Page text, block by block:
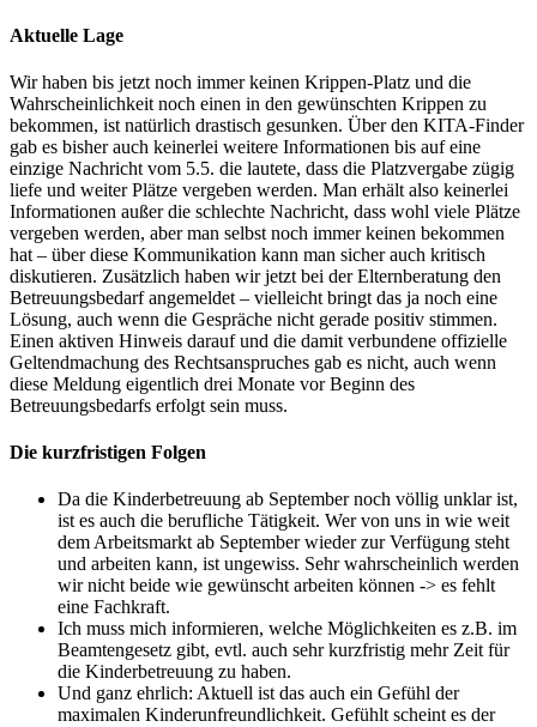
Aktuelle Lage
Wir haben bis jetzt noch immer keinen Krippen-Platz und die
Wahrscheinlichkeit noch einen in den gewünschten Krippen zu
bekommen, ist natürlich drastisch gesunken. Über den KITA-Finder
gab es bisher auch keinerlei weitere Informationen bis auf eine
einzige Nachricht vom 5.5. die lautete, dass die Platzvergabe zügig
liefe und weiter Plätze vergeben werden. Man erhält also keinerlei
Informationen außer die schlechte Nachricht, dass wohl viele Plätze
vergeben werden, aber man selbst noch immer keinen bekommen
hat – über diese Kommunikation kann man sicher auch kritisch
diskutieren. Zusätzlich haben wir jetzt bei der Elternberatung den
Betreuungsbedarf angemeldet – vielleicht bringt das ja noch eine
Lösung, auch wenn die Gespräche nicht gerade positiv stimmen.
Einen aktiven Hinweis darauf und die damit verbundene offizielle
Geltendmachung des Rechtsanspruches gab es nicht, auch wenn
diese Meldung eigentlich drei Monate vor Beginn des
Betreuungsbedarfs erfolgt sein muss.
Die kurzfristigen Folgen
Da die Kinderbetreuung ab September noch völlig unklar ist,
ist es auch die berufliche Tätigkeit. Wer von uns in wie weit
dem Arbeitsmarkt ab September wieder zur Verfügung steht
und arbeiten kann, ist ungewiss. Sehr wahrscheinlich werden
wir nicht beide wie gewünscht arbeiten können -> es fehlt
eine Fachkraft.
Ich muss mich informieren, welche Möglichkeiten es z.B. im
Beamtengesetz gibt, evtl. auch sehr kurzfristig mehr Zeit für
die Kinderbetreuung zu haben.
Und ganz ehrlich: Aktuell ist das auch ein Gefühl der
maximalen Kinderunfreundlichkeit. Gefühlt scheint es der